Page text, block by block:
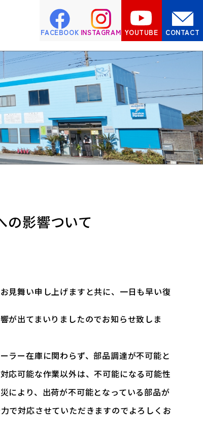
FACEBOOK INSTAGRAM YOUTUBE CONTACT
の影響ついて
見舞い申し上げますと共に、一日も早い復
が出てまいりましたのでお知らせ致しま
ー在庫に関わらず、部品調達が不可能と
可能な作業以外は、不可能になる可能性
より、出荷が不可能となっている部品が
対応させていただきますのでよろしくお